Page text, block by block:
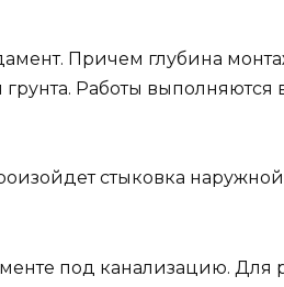
Причем глубина
Работы выполняются
стыковка
под канализацию. Для